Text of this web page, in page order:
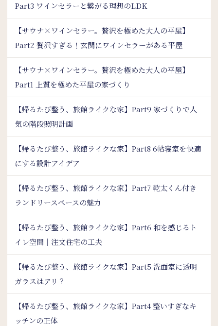
Part3 ワインセラーと繋がる理想のLDK
【サウナ×ワインセラー。贅沢を極めた大人の平屋】
Part2 贅沢すぎる！玄関にワインセラーがある平屋
【サウナ×ワインセラー。贅沢を極めた大人の平屋】
Part1 上質を極めた平屋の家づくり
【帰るたび整う、旅館ライクな家】Part9 家づくりで人
気の階段照明計画
【帰るたび整う、旅館ライクな家】Part8 6帖寝室を快適
にする設計アイデア
【帰るたび整う、旅館ライクな家】Part7 乾太くん付き
ランドリースペースの魅力
【帰るたび整う、旅館ライクな家】Part6 和を感じるト
イレ空間｜注文住宅の工夫
【帰るたび整う、旅館ライクな家】Part5 洗面室に透明
ガラスはアリ？
【帰るたび整う、旅館ライクな家】Part4 整いすぎなキ
ッチンの正体